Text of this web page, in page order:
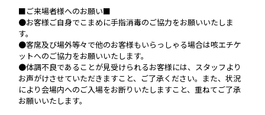
■ご来場者様へのお願い■
●お客様ご自身でこまめに手指消毒のご協力をお願いいたしま
す。
●客席及び場外等々で他のお客様もいらっしゃる場合は咳エチケ
ットへのご協力をお願いいたします。
●体調不良であることが見受けられるお客様には、スタッフより
お声がけさせていただきますこと、ご了承ください。また、状況
により会場内へのご入場をお断りいたしますこと、重ねてご了承
お願いいたします。